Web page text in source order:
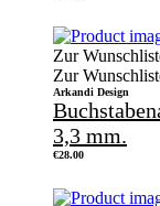
Zur
Zur
Arkandi Design
3,3 mm.
€28.00